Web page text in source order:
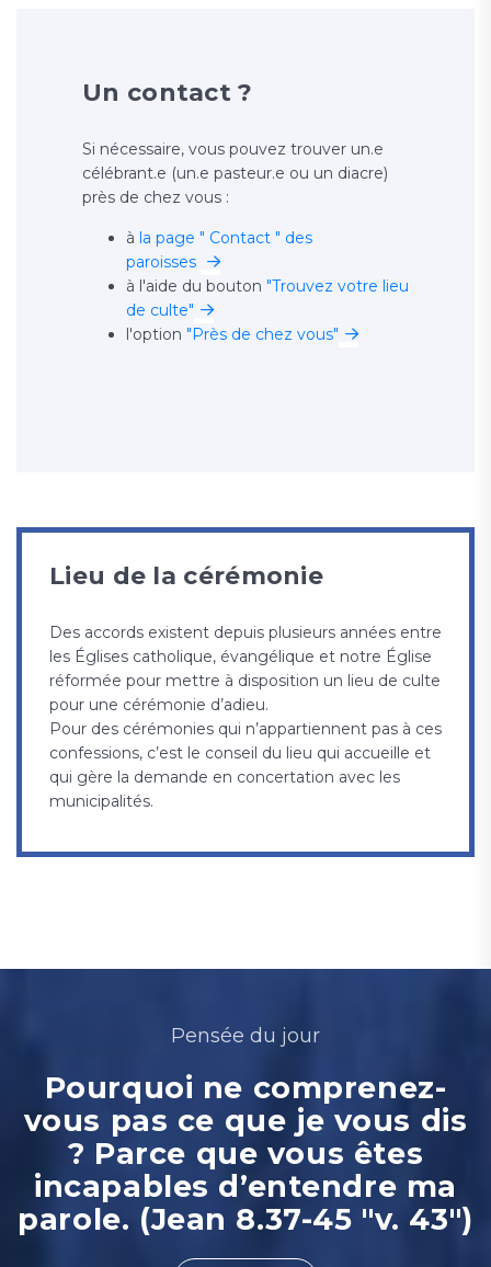
Un contact ?
Si nécessaire, vous pouvez trouver un.e
célébrant.e (un.e pasteur.e ou un diacre)
près de chez vous :
à la page " Contact " des
paroisses
à l'aide du bouton "Trouvez votre lieu
de culte"
l'option "Près de chez vous"
Lieu de la cérémonie
Des accords existent depuis plusieurs années entre
les Églises catholique, évangélique et notre Église
réformée pour mettre à disposition un lieu de culte
pour une cérémonie d’adieu.
Pour des cérémonies qui n’appartiennent pas à ces
confessions, c’est le conseil du lieu qui accueille et
qui gère la demande en concertation avec les
municipalités.
Pensée du jour
Pourquoi ne comprenez-
vous pas ce que je vous dis
? Parce que vous êtes
incapables d’entendre ma
parole. (Jean 8.37-45 "v. 43")